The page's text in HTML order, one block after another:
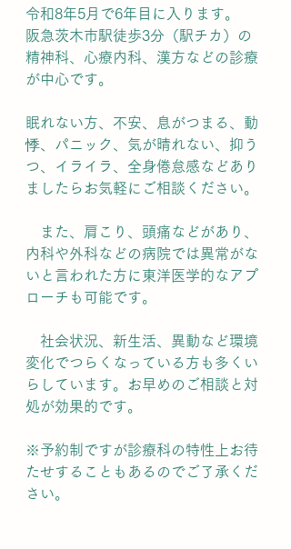
令和8年5月で6年目に入ります。
阪急茨木市駅徒歩3分（駅チカ）の
精神科、心療内科、漢方などの診療
が中心です。
眠れない方、不安、息がつまる、動
悸、パニック、気が晴れない、抑う
つ、イライラ、全身倦怠感などあり
ましたらお気軽にご相談ください。
また、肩こり、頭痛などがあり、
内科や外科などの病院では異常がな
いと言われた方に東洋医学的なアプ
ローチも可能です。
社会状況、新生活、異動など環境
変化でつらくなっている方も多くい
らしています。お早めのご相談と対
処が効果的です。
※予約制ですが診療科の特性上お待
たせすることもあるのでご了承くだ
さい。